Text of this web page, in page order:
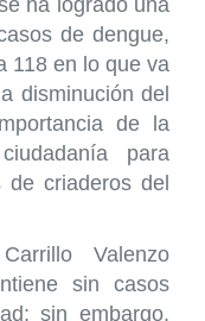
ha logrado una
de dengue,
118 en lo que va
disminución del
de la
para
de criaderos del
Valenzo
sin casos
sin embargo,